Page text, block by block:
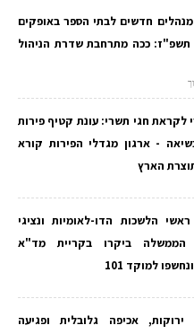
חדשים לבתי הספר באופקים
ככה מתרחבת שדרת הניהול
לקראת חגי תשרי: עונת קטיף פירות
- ארגון מגדלי הפירות קורא
הארץ
הלשכות הדו-לאומיות ונציגי
הממשלה ביקרו בקריית מד"א
למוקד 101
ירוקות, אכיפה גלובלית ופגיעה